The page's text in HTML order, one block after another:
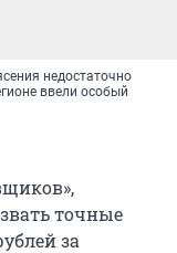
недостаточно
ввели особый
точные
за